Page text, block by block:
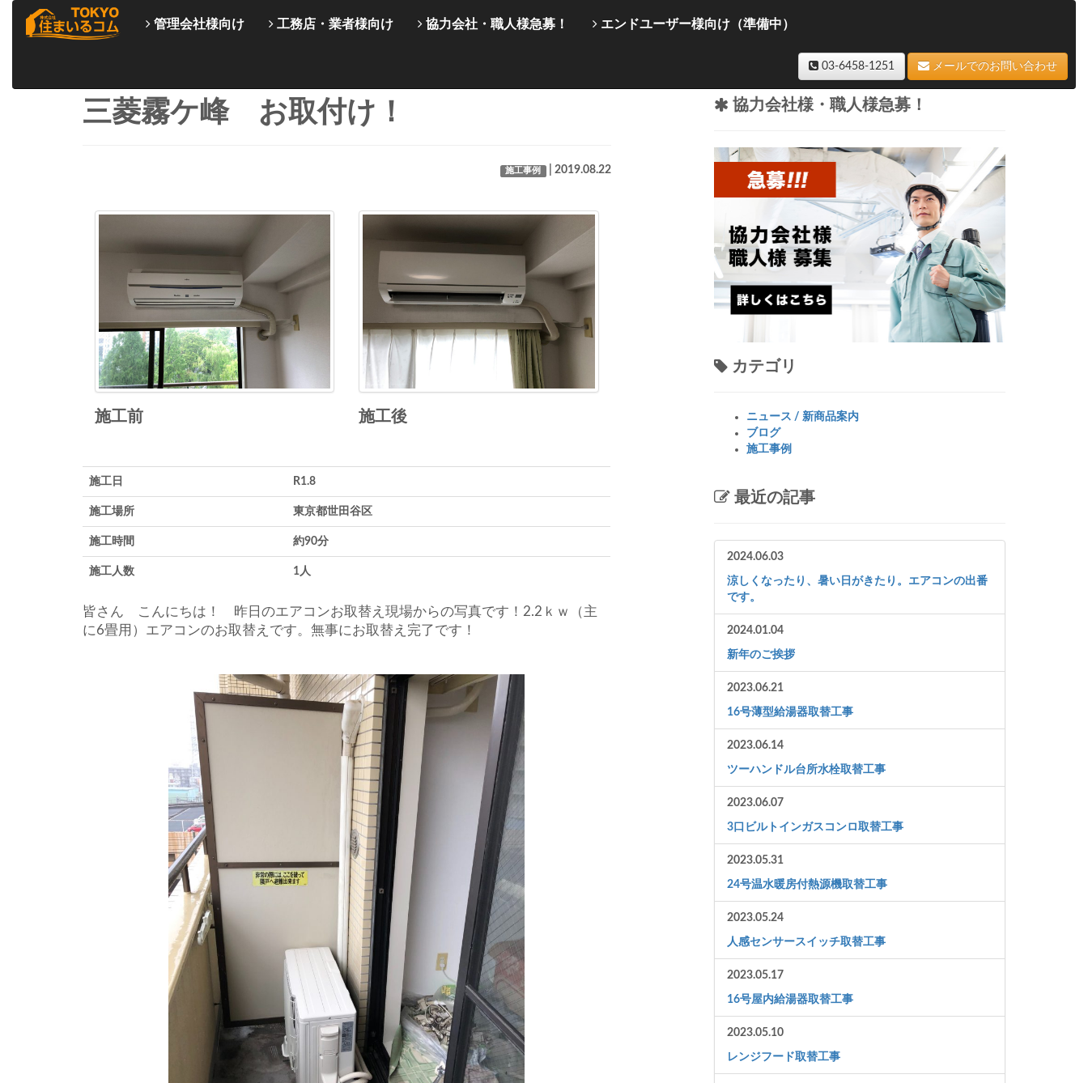
管理会社様向け 工務店・業者様向け 協力会社・職人様急募！ エンドユーザー様向け（準備中）
03-6458-1251 メールでのお問い合わせ
三菱霧ケ峰 お取付け！
施工事例 | 2019.08.22
施工前 施工後
施工日 R1.8
施工場所 東京都世田谷区
施工時間 約90分
施工人数 1人
皆さん こんにちは！ 昨日のエアコンお取替え現場からの写真です！2.2ｋｗ（主
に6畳用）エアコンのお取替えです。無事にお取替え完了です！
協力会社様・職人様急募！
カテゴリ
ニュース / 新商品案内
ブログ
施工事例
最近の記事
2024.06.03
涼しくなったり、暑い日がきたり。エアコンの出番
です。
2024.01.04
新年のご挨拶
2023.06.21
16号薄型給湯器取替工事
2023.06.14
ツーハンドル台所水栓取替工事
2023.06.07
3口ビルトインガスコンロ取替工事
2023.05.31
24号温水暖房付熱源機取替工事
2023.05.24
人感センサースイッチ取替工事
2023.05.17
16号屋内給湯器取替工事
2023.05.10
レンジフード取替工事